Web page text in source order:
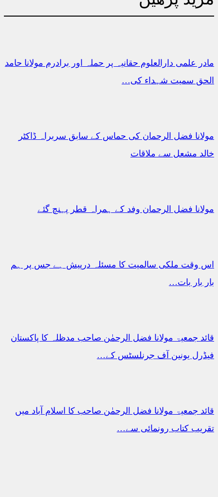
مادر علمی دارالعلوم حقانیہ پر حملہ اور برادرم مولانا حامد
الحق سمیت شہداء کی…
مولانا فضل الرحمان کی حماس کے سابق سربراہ ڈاکٹر
خالد مشعل سے ملاقات
مولانا فضل الرحمان وفد کے ہمراہ قطر پہنچ گئے
اس وقت ملکی سالمیت کا مسئلہ درپیش ہے جس پر ہم
بار بار بات…
قائد جمعیۃ مولانا فضل الرحمٰن صاحب مدظلہ کا پاکستان
فیڈرل یونین آف جرنلسٹس کے…
قائد جمعیۃ مولانا فضل الرحمٰن صاحب کا اسلام آباد میں
تقریب کتاب رونمائی سے…